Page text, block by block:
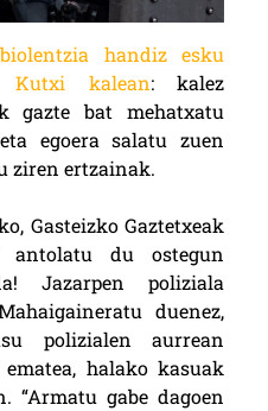
biolentzia handiz esku
kalean: kalez
gazte bat mehatxatu
egoera salatu zuen
ziren ertzainak.
Gasteizko Gaztetxeak
antolatu du ostegun
Jazarpen poliziala
duenez,
polizialen aurrean
halako kasuak
“Armatu gabe dagoen